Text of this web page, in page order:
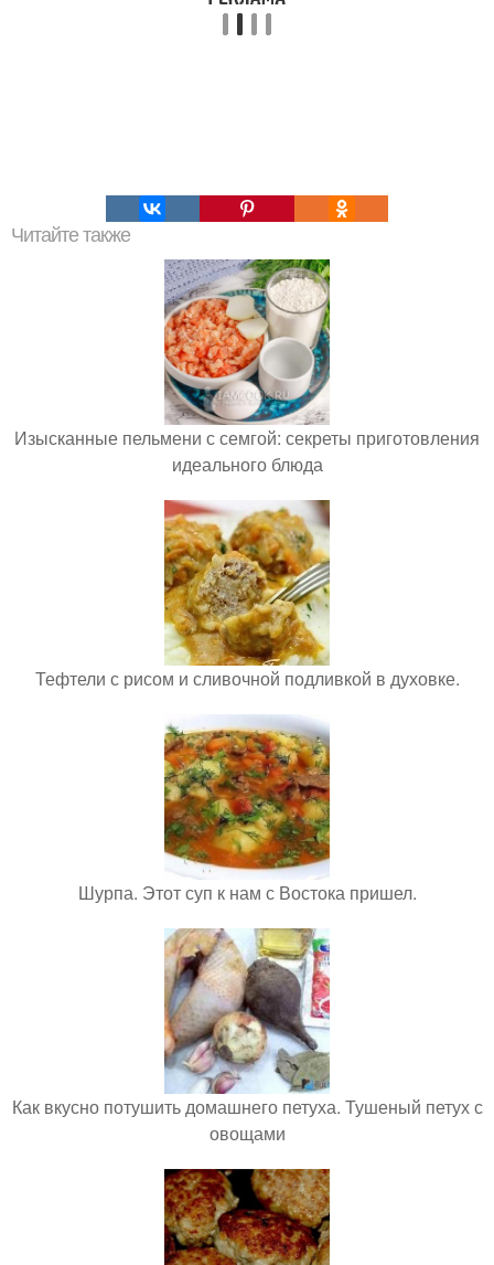
Читайте также
Изысканные пельмени с семгой: секреты приготовления
идеального блюда
Тефтели с рисом и сливочной подливкой в духовке.
Шурпа. Этот суп к нам с Востока пришел.
Как вкусно потушить домашнего петуха. Тушеный петух с
овощами